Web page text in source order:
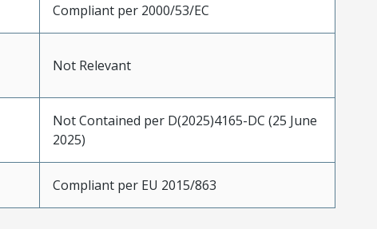
Compliant per 2000/53/EC
Not Relevant
Not Contained per D(2025)4165-DC (25 June
2025)
Compliant per EU 2015/863